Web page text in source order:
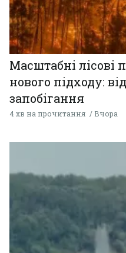
Масштабні лісові
нового підходу:
запобігання
4 хв на прочитання Вчора